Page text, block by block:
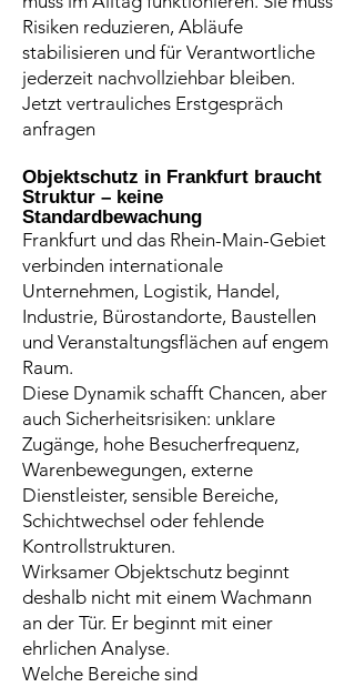
Risiken reduzieren, Abläufe
stabilisieren und für Verantwortliche
jederzeit nachvollziehbar bleiben.
Jetzt vertrauliches Erstgespräch
anfragen
Objektschutz in Frankfurt braucht
Struktur – keine
Standardbewachung
Frankfurt und das Rhein-Main-Gebiet
verbinden internationale
Unternehmen, Logistik, Handel,
Industrie, Bürostandorte, Baustellen
und Veranstaltungsflächen auf engem
Raum.
Diese Dynamik schafft Chancen, aber
auch Sicherheitsrisiken: unklare
Zugänge, hohe Besucherfrequenz,
Warenbewegungen, externe
Dienstleister, sensible Bereiche,
Schichtwechsel oder fehlende
Kontrollstrukturen.
Wirksamer Objektschutz beginnt
deshalb nicht mit einem Wachmann
an der Tür. Er beginnt mit einer
ehrlichen Analyse.
Welche Bereiche sind